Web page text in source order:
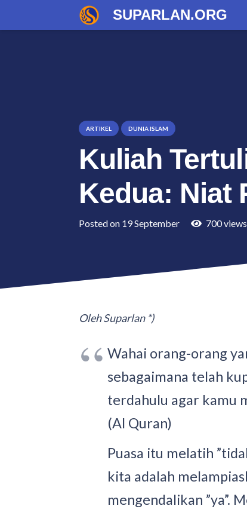
SUPARLAN.ORG
ARTIKEL DUNIA ISLAM
Kuliah
Kedua: Niat
Posted on 19 September 700views
Oleh Suparlan *)
Wahai orang-orang
sebagaimana telah
terdahulu agar kamu
(Al Quran)
Puasa itu melatih
kita adalah
mengendalikan ”ya”.